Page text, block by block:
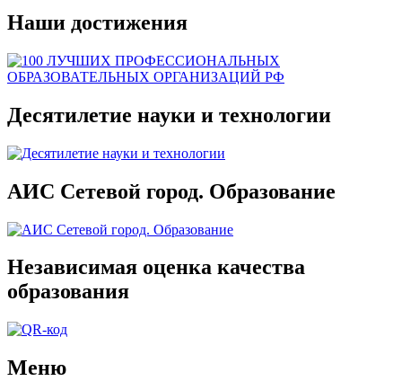
Наши достижения
Десятилетие науки и технологии
АИС Сетевой город. Образование
Независимая оценка качества
образования
Меню